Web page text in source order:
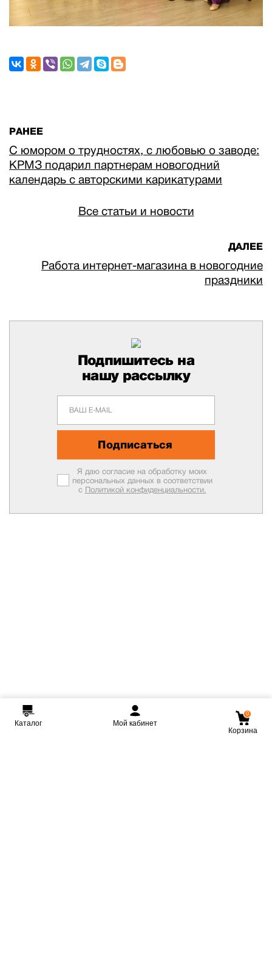
РАНЕЕ
С юмором о трудностях, с любовью о заводе:
КРМЗ подарил партнерам новогодний
календарь с авторскими карикатурами
Все статьи и новости
ДАЛЕЕ
Работа интернет-магазина в новогодние
праздники
Подпишитесь на
нашу рассылку
Подписаться
Я даю согласие на обработку моих
персональных данных в соответствии
с Политикой конфиденциальности.
Каталог Мой кабинет
0
Корзина